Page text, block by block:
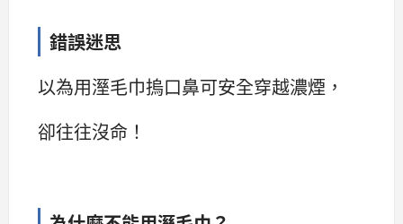
錯誤迷思
以為用溼毛巾摀口鼻可安全穿越濃煙，
卻往往沒命！